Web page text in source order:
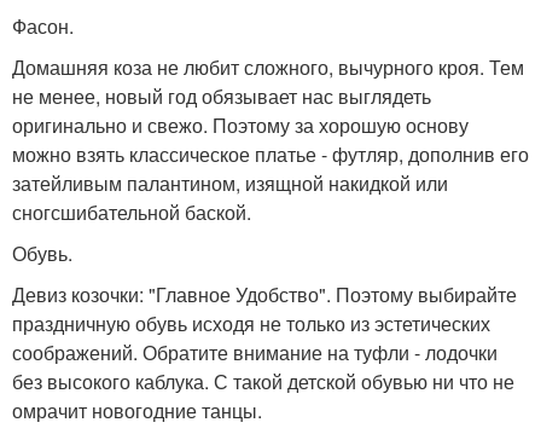
Фасон.
Домашняя коза не любит сложного, вычурного кроя. Тем
не менее, новый год обязывает нас выглядеть
оригинально и свежо. Поэтому за хорошую основу
можно взять классическое платье - футляр, дополнив его
затейливым палантином, изящной накидкой или
сногсшибательной баской.
Обувь.
Девиз козочки: "Главное Удобство". Поэтому выбирайте
праздничную обувь исходя не только из эстетических
соображений. Обратите внимание на туфли - лодочки
без высокого каблука. С такой детской обувью ни что не
омрачит новогодние танцы.